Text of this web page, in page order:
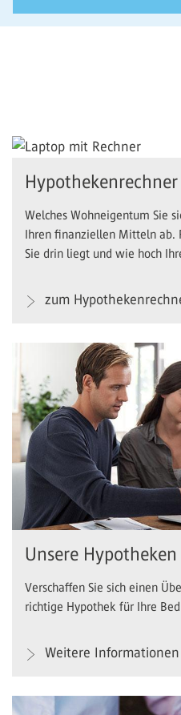
Hypothekenrechner
Welches Wohneigentum Sie
Ihren finanziellen Mitteln ab.
Sie drin liegt und wie hoch
zum
Unsere Hypotheken
Verschaffen Sie sich einen
richtige Hypothek für Ihre
Weitere Informationen